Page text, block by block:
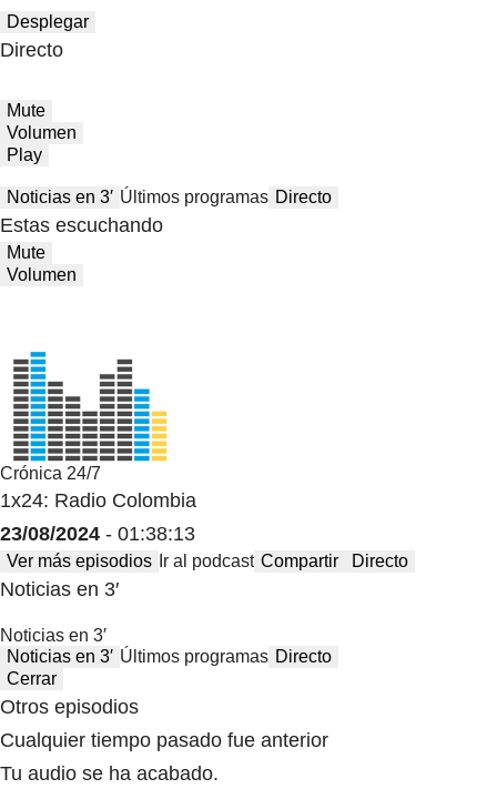
Desplegar
Directo
Mute
Volumen
Play
Noticias en 3′ Últimos programas Directo
Estas escuchando
Mute
Volumen
Crónica 24/7
1x24: Radio Colombia
23/08/2024 - 01:38:13
Ver más episodios Ir al podcast Compartir Directo
Noticias en 3′
Noticias en 3′
Noticias en 3′ Últimos programas Directo
Cerrar
Otros episodios
Cualquier tiempo pasado fue anterior
Tu audio se ha acabado.